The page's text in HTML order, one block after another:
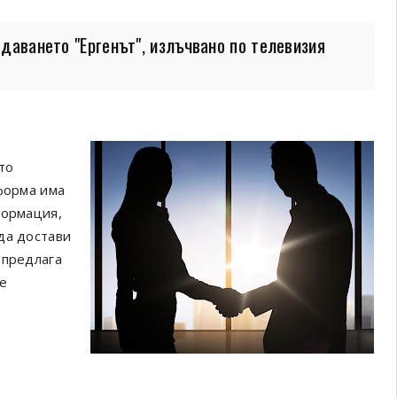
"Ергенът", излъчвано по телевизия
има
достави